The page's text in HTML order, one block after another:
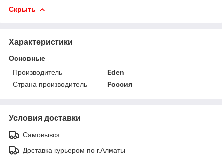
Скрыть
Характеристики
Основные
Производитель
Eden
Страна производитель
Россия
Условия доставки
Самовывоз
Доставка курьером по г.Алматы